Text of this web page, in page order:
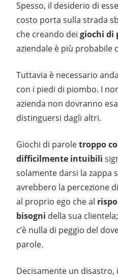
Spesso, il desiderio di
costo porta sulla strada
che creando dei giochi di
aziendale è più probabile
Tuttavia è necessario
con i piedi di piombo. I
azienda non dovranno
distinguersi dagli altri.
Giochi di paroletroppo
difficilmente intuibili
solamente darsi la zappa
avrebbero la percezione
al proprio ego che al
bisogni della sua
c’è nulla di peggio del
parole.
Decisamente un